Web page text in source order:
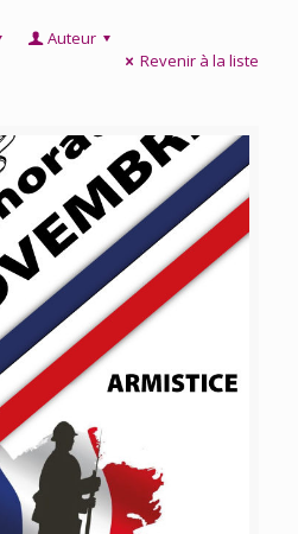
Auteur
Revenir à la liste